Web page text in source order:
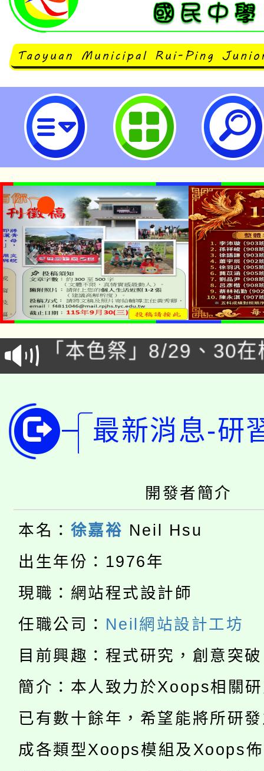
neilrpjhstyc網站設計者：徐嘉
公告本校115學年度第
代理(課)教師甄選結果
告(尚有缺額)
「本色祭」8/29、30在
場熱烈登場!
8/21下午1時於龍潭區
徵才活動。
局官網。
8月14至27日，桃園電
115年桃園市運動會8/
田徑場及游泳池舉行。
桃園市低收入戶享有免
視費優惠，中低收入戶
半價優惠，詳情可洽有
者。
大園自造教育及科技中
份教師增能研習
大溪自造教育及科技中
份教師研習
會
告(尚有缺額)
「本色祭」8/29、30在
8/21下午1時於龍潭區
徵才活動。
YOUNG桃局內行報名
局官網。
8月14至27日，桃園電
開!
115年桃園市運動會8/
最新消息-研
開發者簡介
本名： 徐嘉裕 Neil Hsu
出生年份：1976年
現職：網站程式設計師
任職公司： Neil網站設計工坊
目前興趣：程式研究，創意突
簡介：本人致力於Xoops相關
已有數十餘年，希望能將所研
成各類型Xoops模組及Xoops